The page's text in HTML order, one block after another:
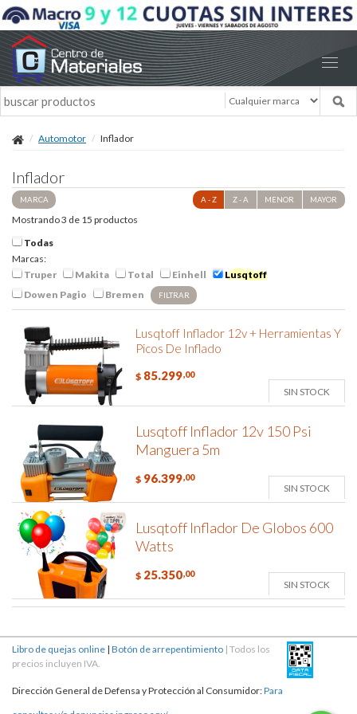
Automotor Inflador
Inflador
MARCA A - Z Z - A MENOR MAYOR
Mostrando 3 de 15 productos
Todas
Marcas:
Truper
Makita Total Einhell
Lusqtoff
Dowen Pagio
Bremen FILTRAR
Lusqtoff Inflador 12v + Herramientas Y
Picos De Inflado
$ 85.299,00
SIN STOCK
Lusqtoff Inflador 12v 150 Psi
Manguera 5m
$ 96.399,00
SIN STOCK
Lusqtoff Inflador De Globos 600
Watts
$ 25.350,00
SIN STOCK
Libro de quejas online | Botón de arrepentimiento | Todos los
precios incluyen IVA.
Dirección General de Defensa y Protección al Consumidor:Para